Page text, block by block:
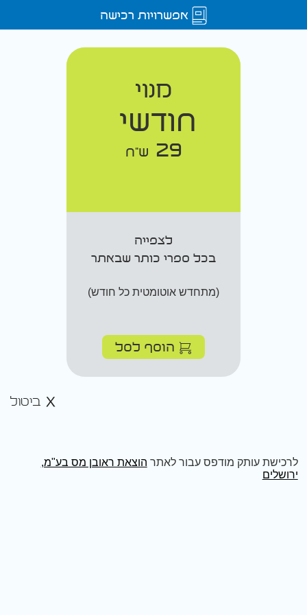
אפשרויות רכישה
מנוי
חודשי
29 ש"ח
לצפייה
בכל ספרי כותר שבאתר
(מתחדש אוטומטית כל חודש)
הוסף לסל
ביטול
לרכישת עותק מודפס עבור לאתר הוצאת ראובן מס בע"מ,
ירושלים